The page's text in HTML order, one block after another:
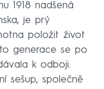
1918 nadšená
je prý
položit život
generace se po
k odboji.
sešup, společně